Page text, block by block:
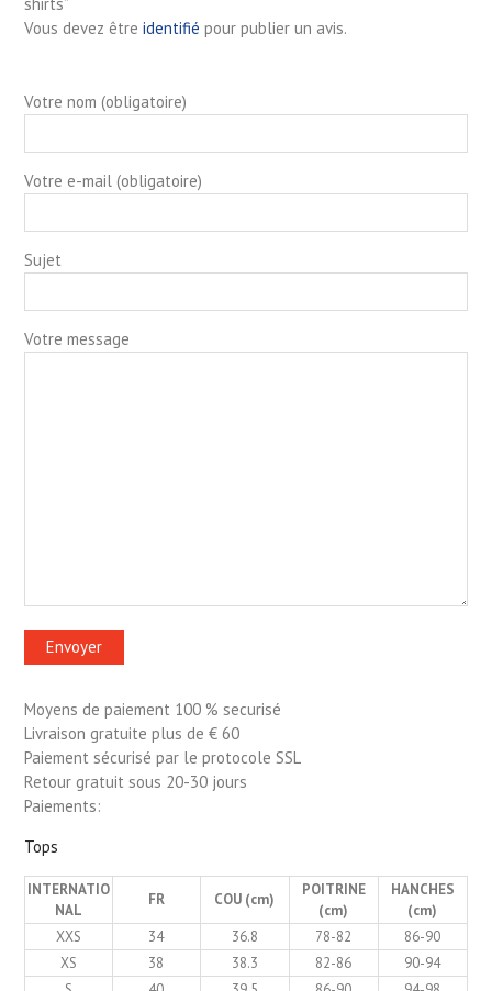
shirts”
Vous devez être identifié pour publier un avis.
Votre nom (obligatoire)
Votre e-mail (obligatoire)
Sujet
Votre message
Moyens de paiement 100 % securisé
Livraison gratuite plus de € 60
Paiement sécurisé par le protocole SSL
Retour gratuit sous 20-30 jours
Paiements:
Tops
INTERNATIO
NAL
FR COU (cm)
POITRINE
(cm)
HANCHES
(cm)
XXS
34 36.8 78-82
86-90
XS
38 38.3 82-86
90-94